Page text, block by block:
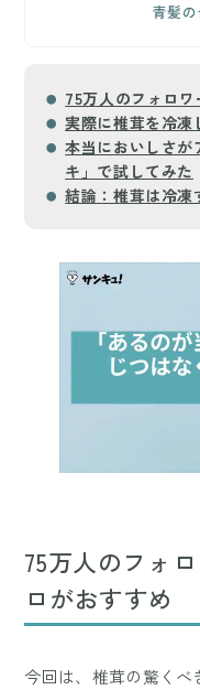
青髪
75万人のフォロ
実際に椎茸を冷凍
本当においしさが
キ」で試してみた
結論：椎茸は冷凍
75万人のフォ
ロがおすすめ
今回は、椎茸の驚くべ